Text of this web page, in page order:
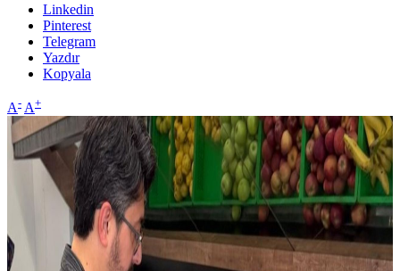
Linkedin
Pinterest
Telegram
Yazdır
Kopyala
A- A+